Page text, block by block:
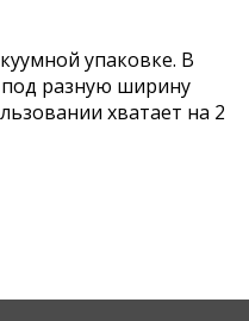
упаковке. В
под разную ширину
хватает на 2